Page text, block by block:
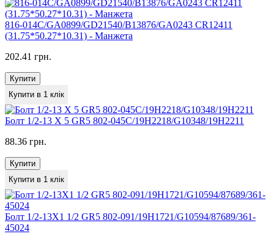
816-014С/GA0899/GD21540/B13876/GA0243 CR12411
(31.75*50.27*10.31) - Манжета
202.41 грн.
Купити
Купити в 1 клік
Болт 1/2-13 Х 5 GR5 802-045С/19H2218/G10348/19H2211
88.36 грн.
Купити
Купити в 1 клік
Болт 1/2-13X1 1/2 GR5 802-091/19H1721/G10594/87689/361-
45024